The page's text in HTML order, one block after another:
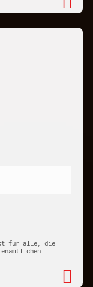
für alle, die